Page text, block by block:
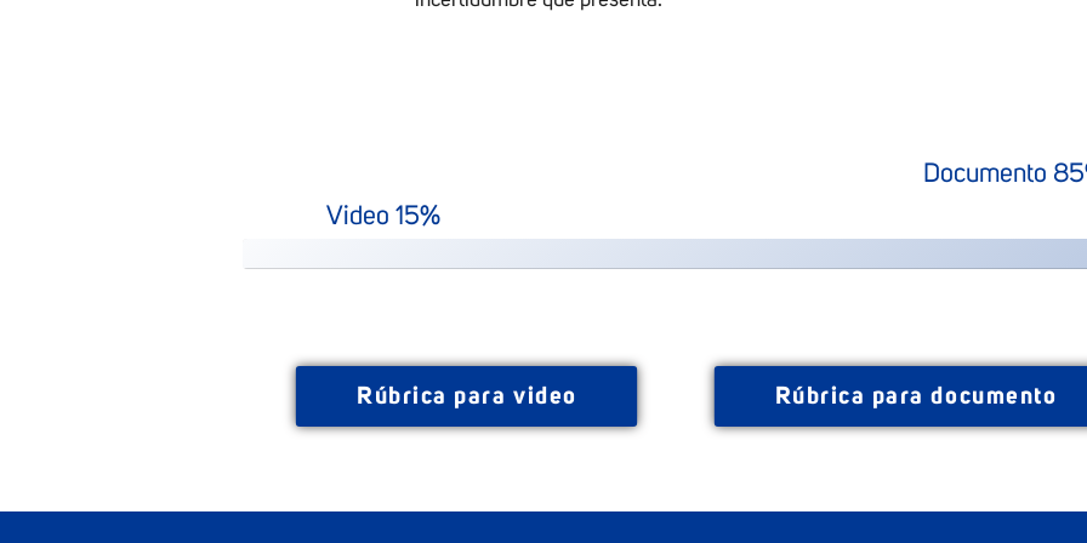
Documento
Video 15%
Rúbrica para video Rúbrica para documento